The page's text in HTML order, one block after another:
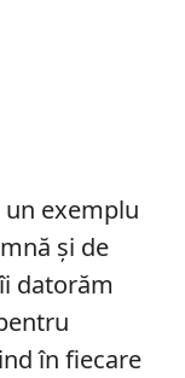
un exemplu
și de
datorăm
în fiecare